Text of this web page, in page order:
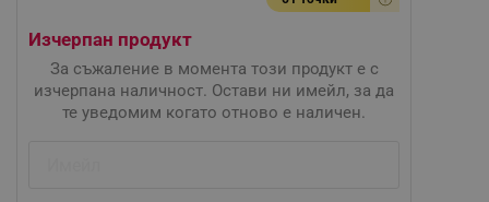
Изчерпан продукт
За съжаление в момента този продукт е с
изчерпана наличност. Остави ни имейл, за да
те уведомим когато отново е наличен.